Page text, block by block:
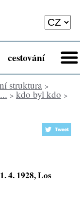
cestování
struktura>
> kdo byl kdo >
4. 1928, Los